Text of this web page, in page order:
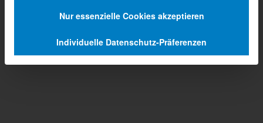
Nur essenzielle Cookies akzeptieren
Individuelle Datenschutz-Präferenzen